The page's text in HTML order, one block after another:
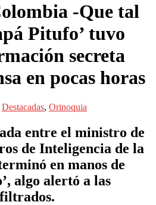
-Que tal
Pitufo’ tuvo
secreta
en pocas horas
Destacadas, Orinoquia
entre el ministro de
de Inteligencia de la
en manos de
algo alertó a las